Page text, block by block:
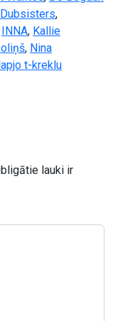
Dubsisters,
INNA, Kallie
, Nina
t-kreklu
lauki ir